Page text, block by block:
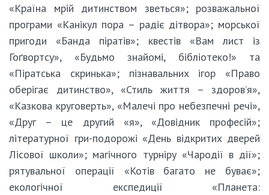
«Країна мрій дитинством зветься»; розважальної
програми «Канікул пора – радіє дітвора»; морської
пригоди «Банда піратів»; квестів «Вам лист із
Гоґвортсу», «Будьмо знайомі, бібліотеко!» та
«Піратська скринька»; пізнавальних ігор «Право
оберігає дитинство», «Стиль життя – здоров’я»,
«Казкова круговерть», «Малечі про небезпечні речі»,
«Друг – це другий «я», «Довідник професій»;
літературної гри-подорожі «День відкритих дверей
Лісової школи»; магічного турніру «Чародії в дії»;
рятувальної операції «Котів багато не буває»;
екологічної експедиції «Планета: